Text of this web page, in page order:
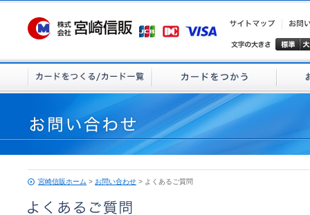
宮崎信販ホーム > お問い合わせ > よくあるご質問